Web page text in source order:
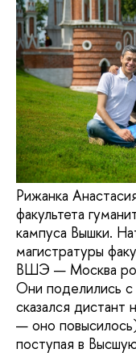
Рижанка
факультета
кампуса Вышки.
магистратуры
ВШЭ — Москва
Они поделились с
сказался дистант
— оно
поступая в